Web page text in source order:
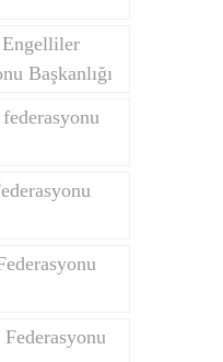
Başkanlığı